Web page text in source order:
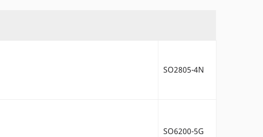
SO2805-4N
SO6200-5G